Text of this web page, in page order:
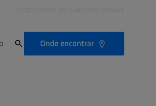
Onde encontrar